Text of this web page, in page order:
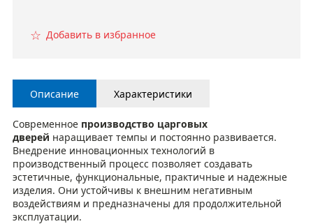
☆ Добавить в избранное
Описание Характеристики
Современное производство царговых
дверей наращивает темпы и постоянно развивается.
Внедрение инновационных технологий в
производственный процесс позволяет создавать
эстетичные, функциональные, практичные и надежные
изделия. Они устойчивы к внешним негативным
воздействиям и предназначены для продолжительной
эксплуатации.